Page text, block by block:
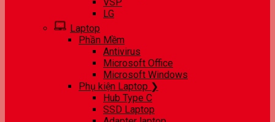
LG
Laptop
Phần Mềm
Antivirus
Microsoft Office
Microsoft Windows
Phụ kiện Laptop ❯
Hub Type C
SSD Laptop